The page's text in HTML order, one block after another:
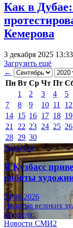
Как в
Кемерова
3 декабря 2025 13:33
Загрузить ещё
←
Пн Вт Ср Чт Пт
1
2 3 4 5
7
8 9 10 11 12
14 15 16 17 18 19
21
22 23 24 25 26
28 29 30
Культура
В Кузбасс
работы
23.06.2026
Полотна великих
Верфеля.
Новости СМИ2